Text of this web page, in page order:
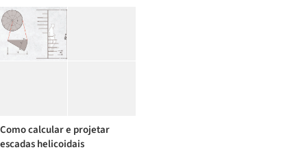
Como calcular e projetar
escadas helicoidais